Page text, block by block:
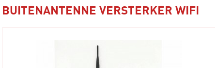
BUITENANTENNE VERSTERKER WIFI